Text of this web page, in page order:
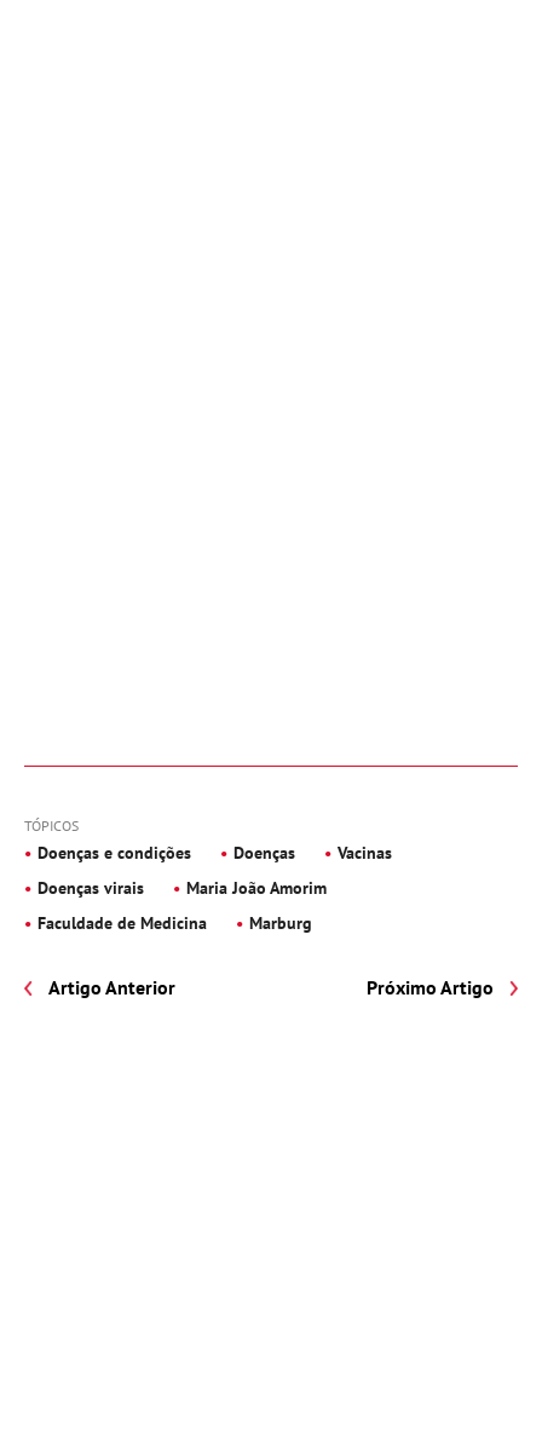
TÓPICOS
Doenças e condições Doenças
Vacinas
Doenças virais
Maria João Amorim
Faculdade de Medicina
Marburg
Artigo Anterior Próximo Artigo